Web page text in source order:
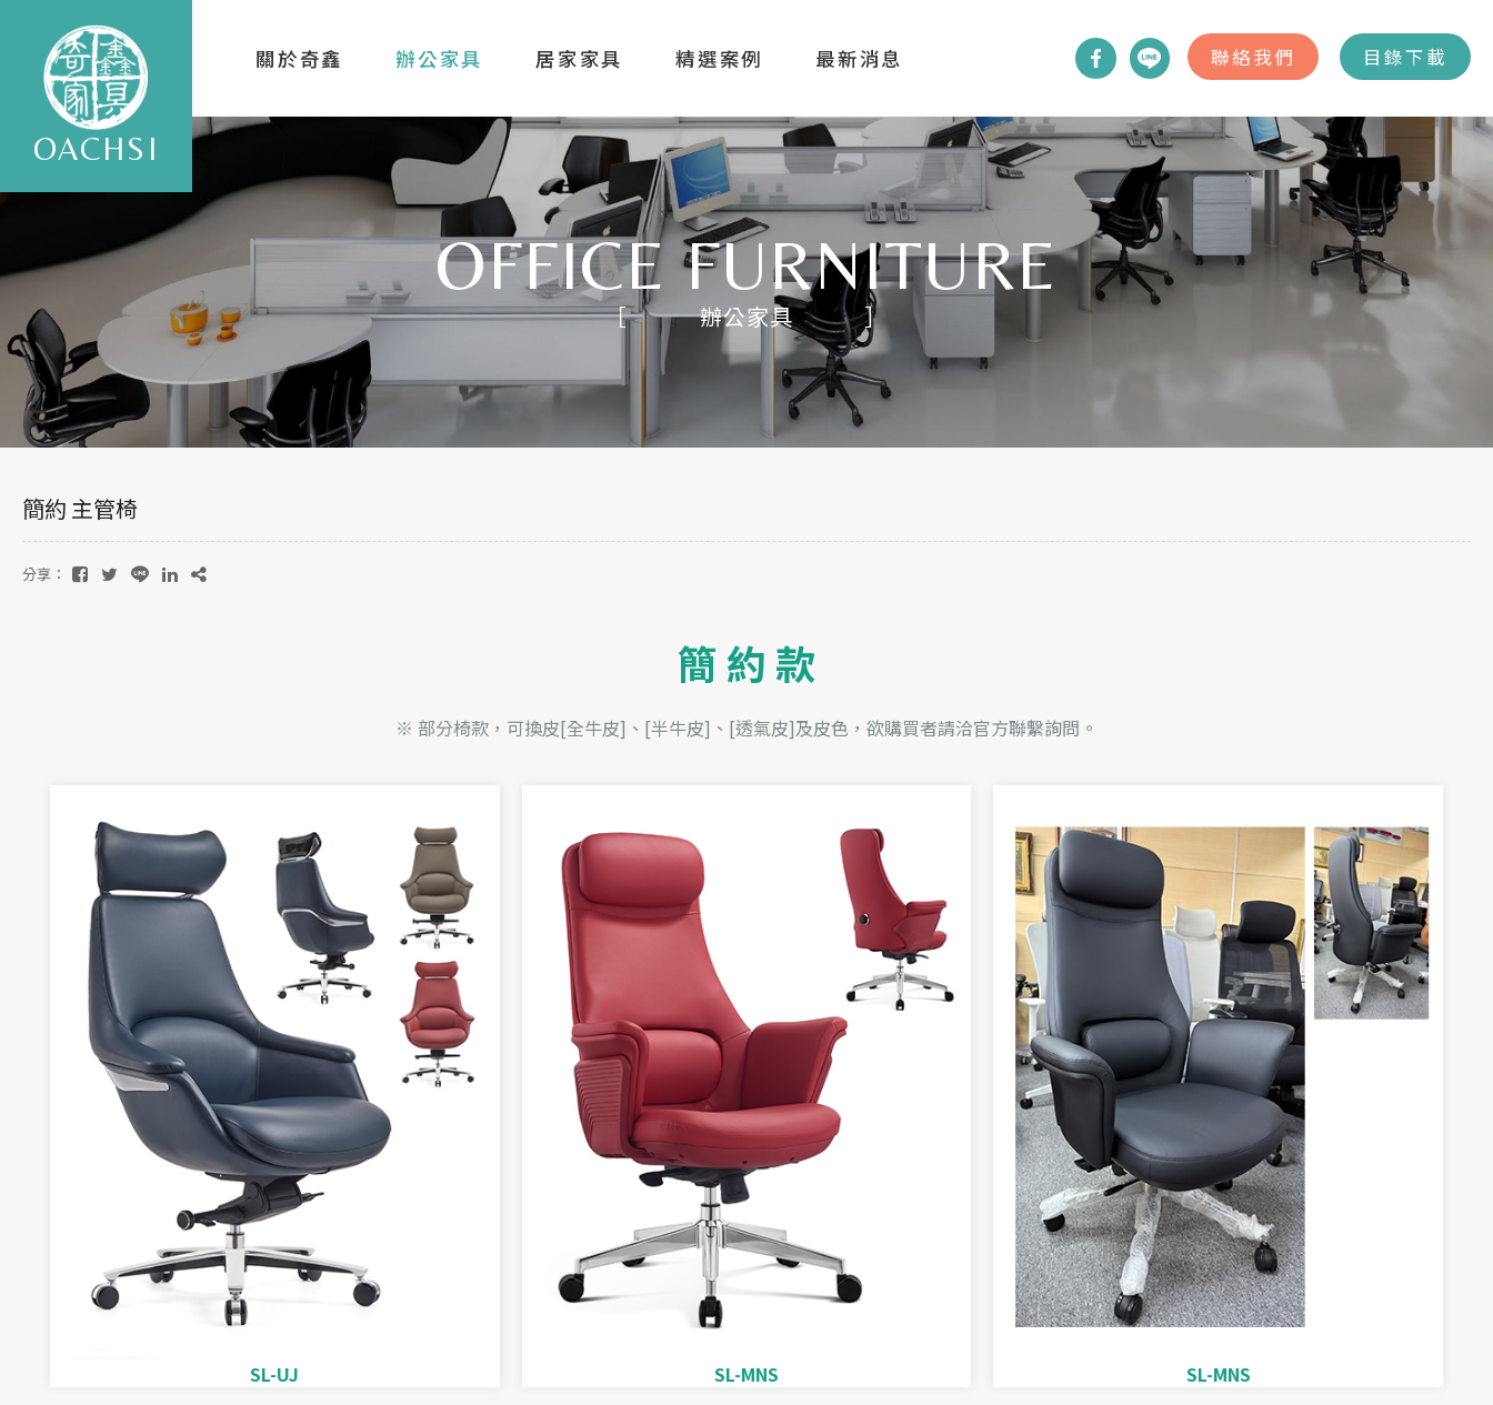
OACHSI
關於奇鑫 辦公家具 居家家具 精選案例 最新消息 聯絡我們 目錄下載
OFFICE FURNITURE
辦公家具
簡約 主管椅
分享：
簡 約 款
※ 部分椅款，可換皮[全牛皮]、[半牛皮]、[透氣皮]及皮色，欲購買者請洽官方聯繫詢問。
SL-UJ SL-MNS SL-MNS
關於奇鑫
辦公家具
居家家具
精選案例
最新消息
奇鑫家具All RIGHT RESERVE